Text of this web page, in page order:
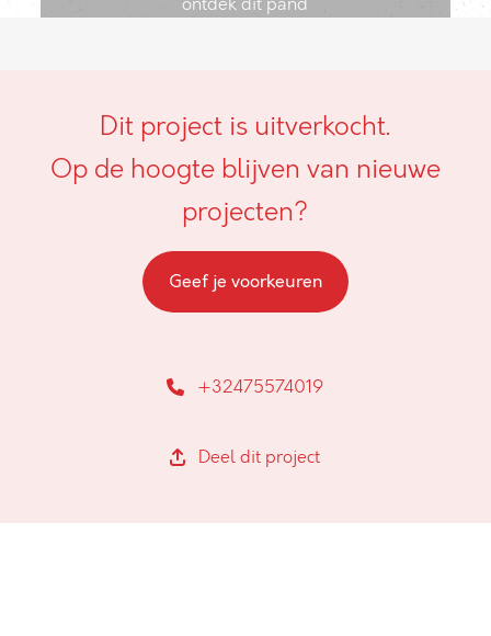
Dit project is uitverkocht.
Op de hoogte blijven van nieuwe
projecten?
Geef je voorkeuren
+32475574019
Deel dit project